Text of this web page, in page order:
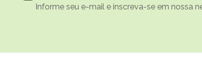
Informe seu e-mail e inscreva-se em nossa